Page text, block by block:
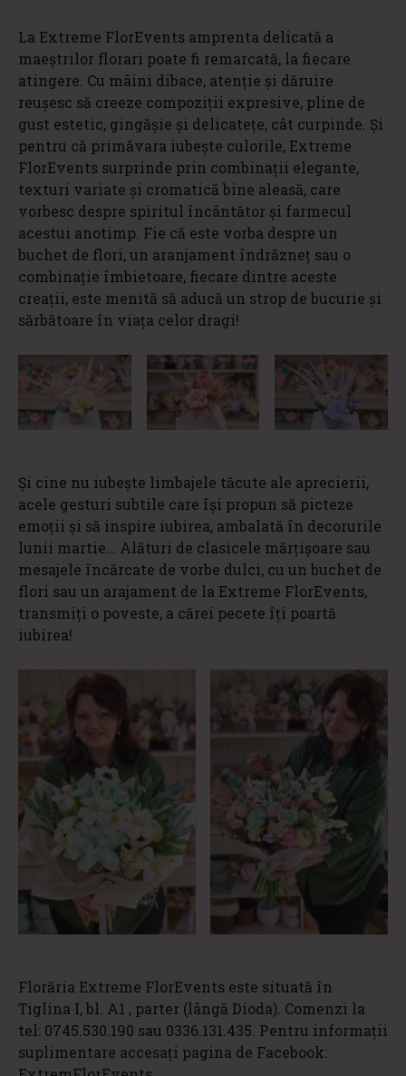
La Extreme FlorEvents amprenta delicată a
maeștrilor florari poate fi remarcată, la fiecare
atingere. Cu mâini dibace, atenție și dăruire
reușesc să creeze compoziții expresive, pline de
gust estetic, gingășie și delicatețe, cât curpinde. Și
pentru că primăvara iubește culorile, Extreme
FlorEvents surprinde prin combinații elegante,
texturi variate și cromatică bine aleasă, care
vorbesc despre spiritul încântător și farmecul
acestui anotimp. Fie că este vorba despre un
buchet de flori, un aranjament îndrăzneț sau o
combinație îmbietoare, fiecare dintre aceste
creații, este menită să aducă un strop de bucurie și
sărbătoare în viața celor dragi!
Și cine nu iubește limbajele tăcute ale aprecierii,
acele gesturi subtile care își propun să picteze
emoții și să inspire iubirea, ambalată în decorurile
lunii martie… Alături de clasicele mărțișoare sau
mesajele încărcate de vorbe dulci, cu un buchet de
flori sau un arajament de la Extreme FlorEvents,
transmiți o poveste, a cărei pecete îți poartă
iubirea!
Florăria Extreme FlorEvents este situată în
Tiglina I, bl. A1 , parter (lângă Dioda). Comenzi la
tel: 0745.530.190 sau 0336.131.435. Pentru informații
suplimentare accesați pagina de Facebook: